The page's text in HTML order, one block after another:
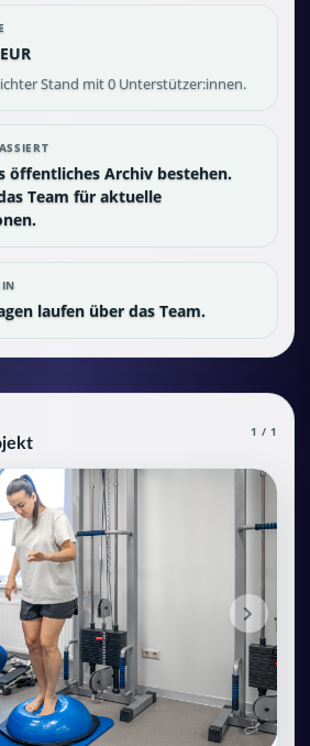
Stand mit 0 Unterstützer:innen.
öffentliches Archiv bestehen.
Team für aktuelle
laufen über das Team.
Agent
Agent (MCP), die über
GmbH.
0 EUR von 40.000,00 EUR.
0. Erreicht: 0 Prozent.
Unterstützungsoptionen: 4.
information.
Kanonische URL, Robots-Angaben,
1 / 1